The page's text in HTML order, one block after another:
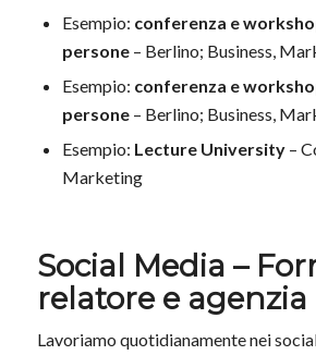
Esempio: conferenza e
persone– Berlino; Business,
Esempio: conferenza e
persone– Berlino; Business,
Esempio: Lecture University–
Marketing
Social Media –
relatore e agenzia
Lavoriamo quotidianamente nei